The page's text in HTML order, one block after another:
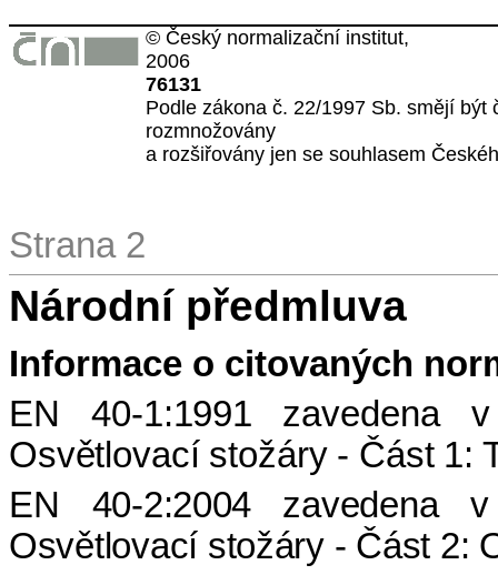
© Český normalizační institut,
2006
76131
Podle zákona č. 22/1997 Sb. smějí být
rozmnožovány
a rozšiřovány jen se souhlasem
Strana 2
Národní předmluva
Informace o citovaných
EN 40-1:1991
zavedena
Osvětlovací stožáry - Část 1:
EN 40-2:2004
zavedena
Osvětlovací stožáry - Část 2: